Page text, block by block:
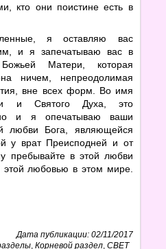
кто они поистине есть в
я оставляю вас
и я запечатываю вас в
Матери, которая
ничем, непреодолимая
вне всех форм. Во имя
и Святого Духа, это
и я опечатываю ваши
любви Бога, являющейся
у врат Преисподней и от
пребывайте в этой любви
этой любовью в этом мире.
Дата публикации: 02/11/2017
,Корневой раздел ,СВЕТ